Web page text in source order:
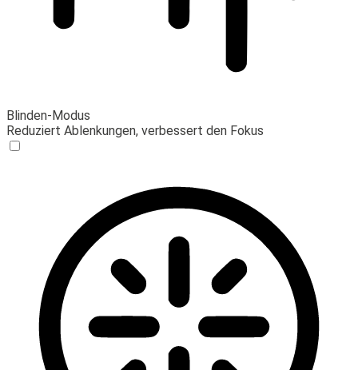
Blinden-Modus
Reduziert Ablenkungen, verbessert den Fokus